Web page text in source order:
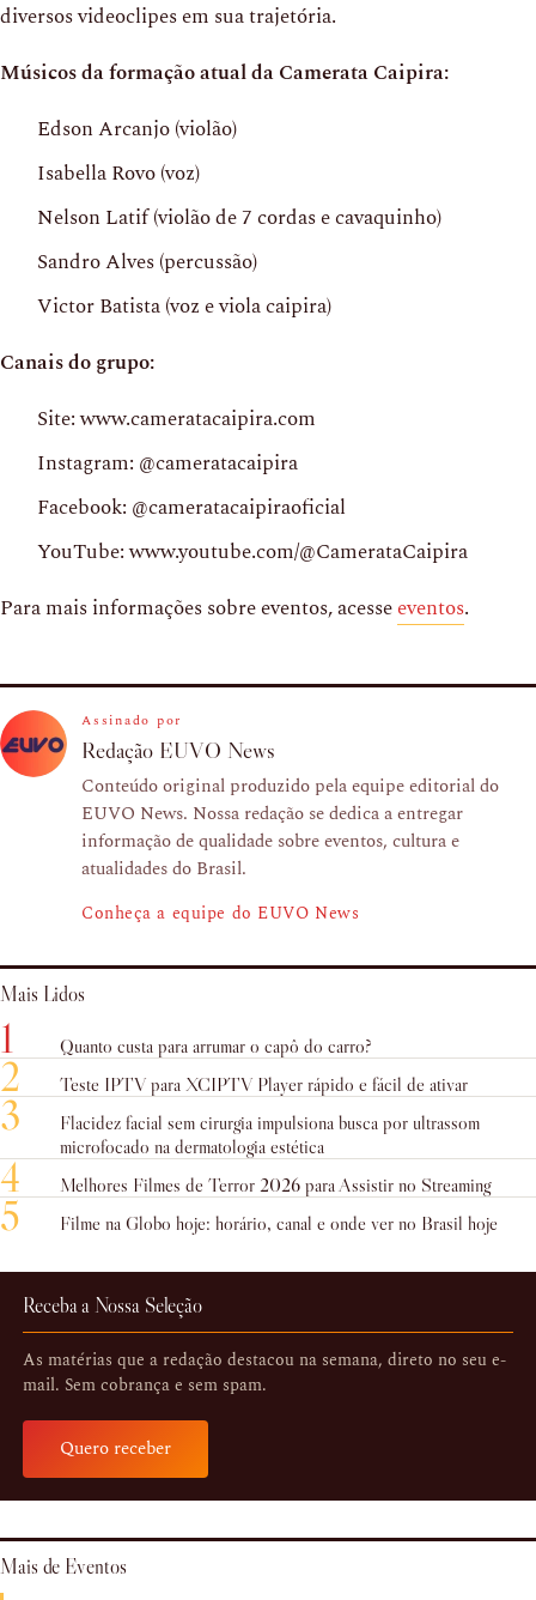
diversos videoclipes em sua trajetória.
Músicos da formação atual da Camerata Caipira:
Edson Arcanjo (violão)
Isabella Rovo (voz)
Nelson Latif (violão de 7 cordas e cavaquinho)
Sandro Alves (percussão)
Victor Batista (voz e viola caipira)
Canais do grupo:
Site: www.cameratacaipira.com
Instagram: @cameratacaipira
Facebook: @cameratacaipiraoficial
YouTube: www.youtube.com/@CamerataCaipira
Para mais informações sobre eventos, acesseeventos.
Assinado por
Redação EUVO News
Conteúdo original produzido pela equipe editorial do
EUVO News. Nossa redação se dedica a entregar
informação de qualidade sobre eventos, cultura e
atualidades do Brasil.
Conheça a equipe do EUVO News
Mais Lidos
1 Quanto custa para arrumar o capô do carro?
2 Teste IPTV para XCIPTV Player rápido e fácil de ativar
3
Flacidez facial sem cirurgia impulsiona busca por ultrassom
microfocado na dermatologia estética
4 Melhores Filmes de Terror 2026 para Assistir no Streaming
5 Filme na Globo hoje: horário, canal e onde ver no Brasil hoje
Receba a Nossa Seleção
As matérias que a redação destacou na semana, direto no seu e-
mail. Sem cobrança e sem spam.
Quero receber
Mais de Eventos